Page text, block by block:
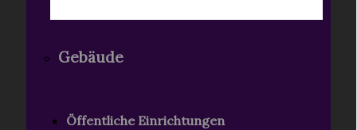
Gebäude
Öffentliche Einrichtungen